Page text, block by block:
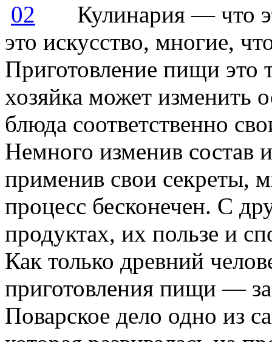
Кулинария — что
это искусство, многие,
Приготовление пищи это
хозяйка может изменить
блюда соответственно
Немного изменив состав
применив свои секреты,
процесс бесконечен. С
продуктах, их пользе и
Как только древний
приготовления пищи —
Поварское дело одно из